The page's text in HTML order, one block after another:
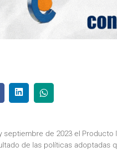
septiembre de 2023 el
de las políticas adoptadas